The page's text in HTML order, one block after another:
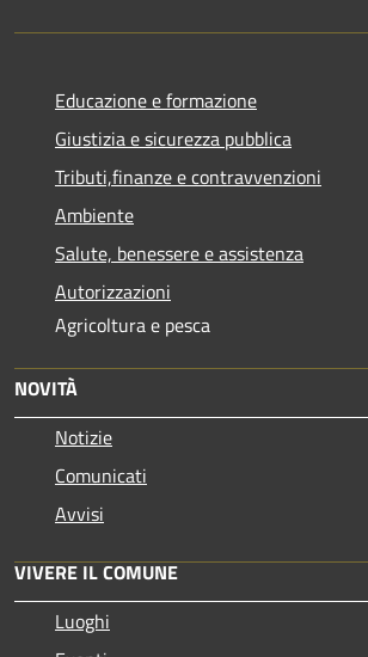
Educazione e formazione
Giustizia e sicurezza pubblica
Tributi,finanze e contravvenzioni
Ambiente
Salute, benessere e assistenza
Autorizzazioni
Agricoltura e pesca
NOVITÀ
Notizie
Comunicati
Avvisi
VIVERE IL COMUNE
Luoghi